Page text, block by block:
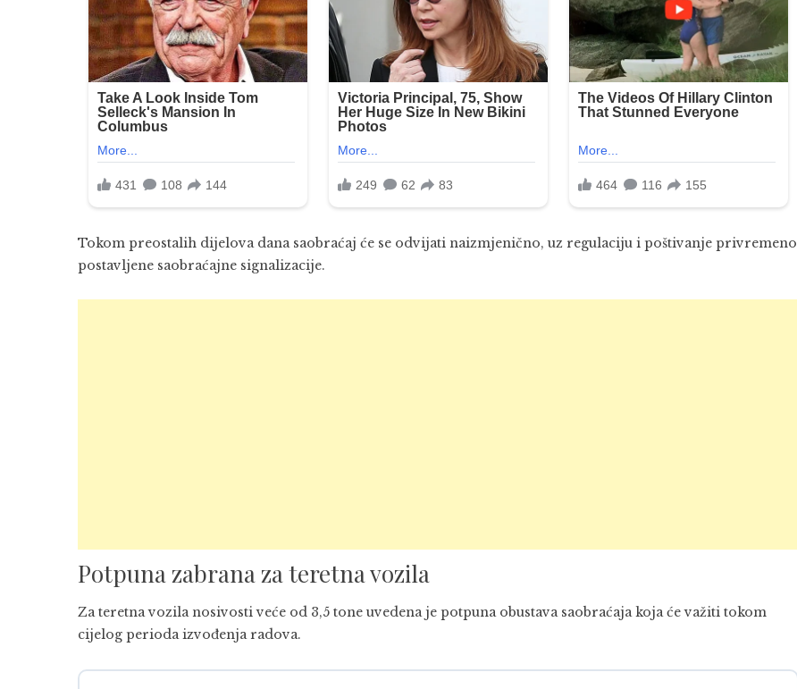
Tokom preostalih dijelova dana saobraćaj će se odvijati naizmjenično, uz regulaciju i poštivanje privremeno
postavljene saobraćajne signalizacije.
Potpuna zabrana za teretna vozila
Za teretna vozila nosivosti veće od 3,5 tone uvedena je potpuna obustava saobraćaja koja će važiti tokom
cijelog perioda izvođenja radova.